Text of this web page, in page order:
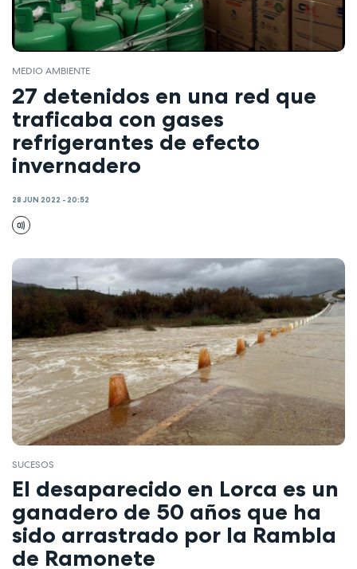
MEDIO AMBIENTE
27 detenidos en una red que
traficaba con gases
refrigerantes de efecto
invernadero
28 JUN 2022 - 20:52
SUCESOS
El desaparecido en Lorca es un
ganadero de 50 años que ha
sido arrastrado por la Rambla
de Ramonete